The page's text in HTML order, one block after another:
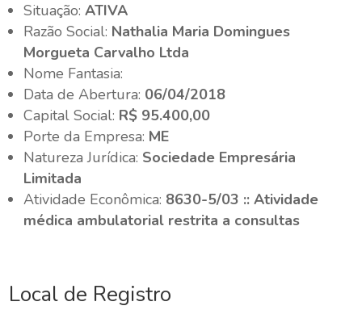
Situação:ATIVA
Razão Social: Nathalia Maria Domingues
Morgueta Carvalho Ltda
Nome Fantasia:
Data de Abertura: 06/04/2018
Capital Social: R$ 95.400,00
Porte da Empresa: ME
Natureza Jurídica: Sociedade Empresária
Limitada
Atividade Econômica: 8630-5/03 :: Atividade
médica ambulatorial restrita a consultas
Local de Registro